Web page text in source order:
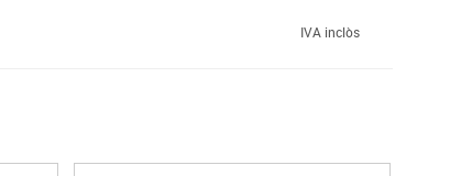
IVA inclòs